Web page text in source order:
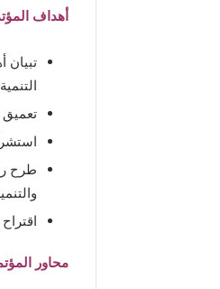
أهداف
تبيان
تعميق
طرح
محاور